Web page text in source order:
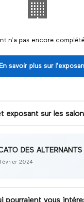
🏢
n'a pas encore
savoir plus sur
exposant sur les
DES ALTERNANTS
2024